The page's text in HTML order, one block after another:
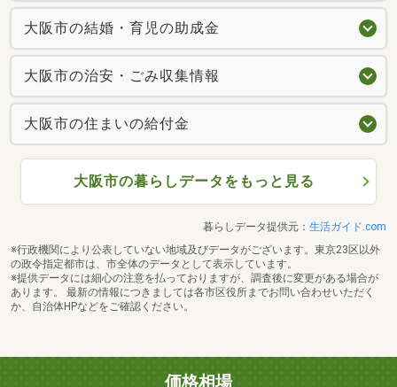
大阪市の結婚・育児の助成金
大阪市の治安・ごみ収集情報
大阪市の住まいの給付金
大阪市の暮らしデータをもっと見る
暮らしデータ提供元： 生活ガイド.com
※行政機関により公表していない地域及びデータがございます。東京23区以外
の政令指定都市は、市全体のデータとして表示しています。
※提供データには細心の注意を払っておりますが、調査後に変更がある場合が
あります。 最新の情報につきましては各市区役所までお問い合わせいただく
か、自治体HPなどをご確認ください。
価格相場